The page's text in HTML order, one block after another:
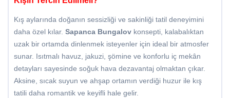
Kış aylarında doğanın sessizliği ve sakinliği tatil deneyimini
daha özel kılar. Sapanca Bungalov konsepti, kalabalıktan
uzak bir ortamda dinlenmek isteyenler için ideal bir atmosfer
sunar. Isıtmalı havuz, jakuzi, şömine ve konforlu iç mekân
detayları sayesinde soğuk hava dezavantaj olmaktan çıkar.
Aksine, sıcak suyun ve ahşap ortamın verdiği huzur ile kış
tatili daha romantik ve keyifli hale gelir.